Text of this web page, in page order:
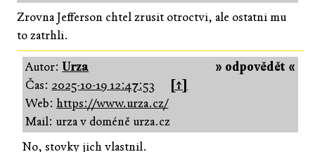
Zrovna Jefferson chtel zrusit otroctvi, ale ostatni mu
to zatrhli.
» odpovědět «
Autor:Urza
Čas: 2025-10-19 12:47:53
[↑]
Web:https://www.urza.cz/
Mail: urza v doméně urza.cz
No, stovky jich vlastnil.